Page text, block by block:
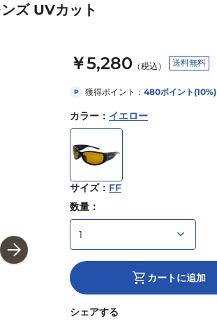
ズ UVカット
￥5,280 （税込） 送料無料
P 獲得ポイント： 480ポイント(10%)
カラー ： イエロー
サイズ： FF
数量：
カートに追加
シェアする